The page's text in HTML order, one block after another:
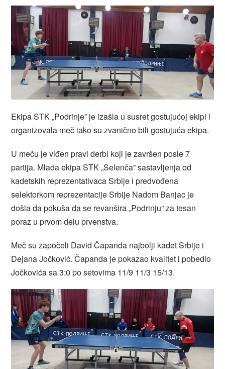
Ekipa STK „Podrinje” je izašla u susret gostujućoj ekipi i
organizovala meč iako su zvanično bili gostujuća ekipa.
U meču je viđen pravi derbi koji je završen posle 7
partija. Mlada ekipa STK „Selenča” sastavljenja od
kadetskih reprezentativaca Srbije i predvođena
selektorkom reprezentacije Srbije Nadom Banjac je
došla da pokuša da se revanšira „Podrinju” za tesan
poraz u prvom delu prvenstva.
Meč su započeli David Čapanda najbolji kadet Srbije i
Dejana Jočković. Čapanda je pokazao kvalitet i pobedio
Jočkovića sa 3:0 po setovima 11/9 11/3 15/13.